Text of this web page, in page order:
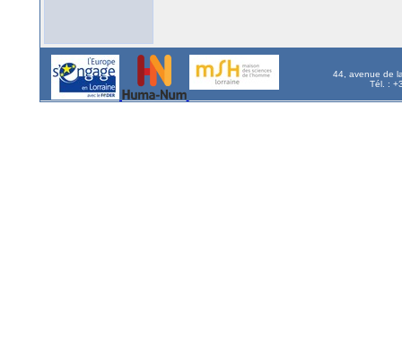
44, avenue de
Tél. :